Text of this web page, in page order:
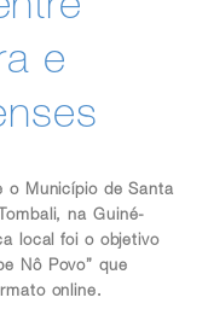
e
o Município de Santa
na Guiné-
local foi o objetivo
Nô Povo” que
online.